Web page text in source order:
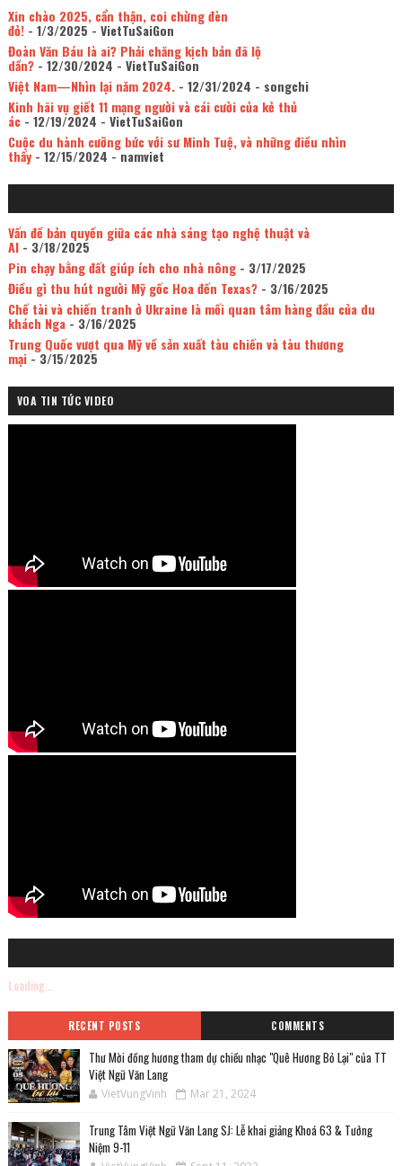
Xin chào 2025, cẩn thận, coi chừng đèn
đỏ!- 1/3/2025 - VietTuSaiGon
Đoàn Văn Báu là ai? Phải chăng kịch bản đã lộ
dần?- 12/30/2024 - VietTuSaiGon
Việt Nam—Nhìn lại năm 2024.- 12/31/2024 - songchi
Kinh hãi vụ giết 11 mạng người và cái cười của kẻ thủ
ác- 12/19/2024 - VietTuSaiGon
Cuộc du hành cưỡng bức với sư Minh Tuệ, và những điều nhìn
thấy- 12/15/2024 - namviet
Vấn đề bản quyền giữa các nhà sáng tạo nghệ thuật và
AI- 3/18/2025
Pin chạy bằng đất giúp ích cho nhà nông- 3/17/2025
Điều gì thu hút người Mỹ gốc Hoa đến Texas?- 3/16/2025
Chế tài và chiến tranh ở Ukraine là mối quan tâm hàng đầu của du
khách Nga- 3/16/2025
Trung Quốc vượt qua Mỹ về sản xuất tàu chiến và tàu thương
mại- 3/15/2025
VOA TIN TỨC VIDEO
Loading...
RECENT POSTS COMMENTS
Thư Mời đồng hương tham dự chiều nhạc "Quê Hương Bỏ Lại" của TT
Việt Ngữ Văn Lang
VietVungVinh Mar 21, 2024
Trung Tâm Việt Ngữ Văn Lang SJ: Lễ khai giảng Khoá 63 & Tưởng
Niệm 9-11